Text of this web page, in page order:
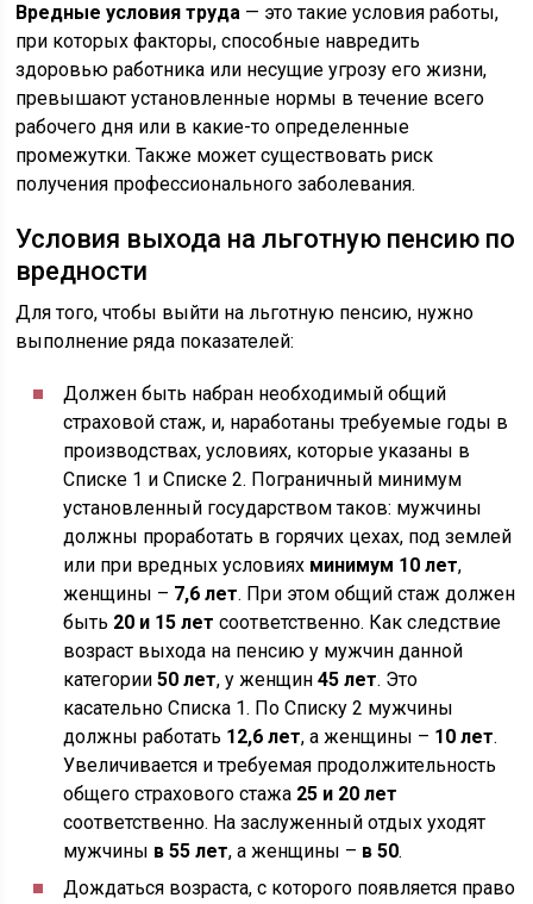
Вредные условия труда — это такие условия работы,
при которых факторы, способные навредить
здоровью работника или несущие угрозу его жизни,
превышают установленные нормы в течение всего
рабочего дня или в какие-то определенные
промежутки. Также может существовать риск
получения профессионального заболевания.
Условия выхода на льготную пенсию по
вредности
Для того, чтобы выйти на льготную пенсию, нужно
выполнение ряда показателей:
Должен быть набран необходимый общий
страховой стаж, и, наработаны требуемые годы в
производствах, условиях, которые указаны в
Списке 1 и Списке 2. Пограничный минимум
установленный государством таков: мужчины
должны проработать в горячих цехах, под землей
или при вредных условиях минимум 10 лет,
женщины – 7,6 лет. При этом общий стаж должен
быть 20 и 15 лет соответственно. Как следствие
возраст выхода на пенсию у мужчин данной
категории50 лет, у женщин45 лет. Это
касательно Списка 1. По Списку 2 мужчины
должны работать 12,6 лет, а женщины – 10 лет.
Увеличивается и требуемая продолжительность
общего страхового стажа 25 и 20 лет
соответственно. На заслуженный отдых уходят
мужчины в 55 лет, а женщины – в 50.
Дождаться возраста, с которого появляется право